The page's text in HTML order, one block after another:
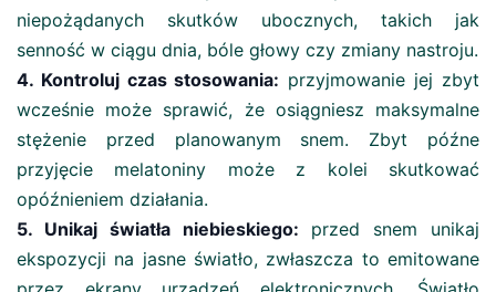
niepożądanych skutków ubocznych, takich jak
senność w ciągu dnia, bóle głowy czy zmiany nastroju.
4. Kontroluj czas stosowania: przyjmowanie jej zbyt
wcześnie może sprawić, że osiągniesz maksymalne
stężenie przed planowanym snem. Zbyt późne
przyjęcie melatoniny może z kolei skutkować
opóźnieniem działania.
5. Unikaj światła niebieskiego: przed snem unikaj
ekspozycji na jasne światło, zwłaszcza to emitowane